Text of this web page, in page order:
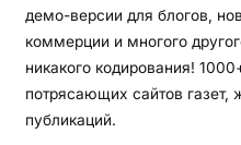
демо-версии для блогов,
коммерции и многого
никакого кодирования!
потрясающих сайтов газет,
публикаций.